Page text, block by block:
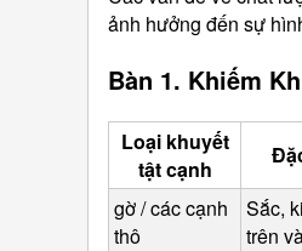
ảnh hưởng đến sự
Bàn 1. Khiếm
Loại khuyết
tật cạnh
gờ / các cạnh
thô
Sắc,
trên